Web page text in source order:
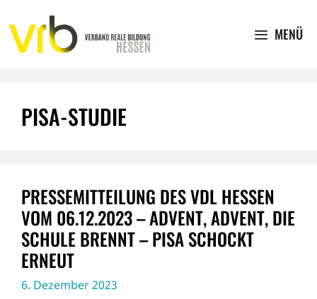
Inhalt
springen
MENÜ
PISA-STUDIE
PRESSEMITTEILUNG DES VDL HESSEN
VOM 06.12.2023 – ADVENT, ADVENT, DIE
SCHULE BRENNT – PISA SCHOCKT
ERNEUT
6. Dezember 2023